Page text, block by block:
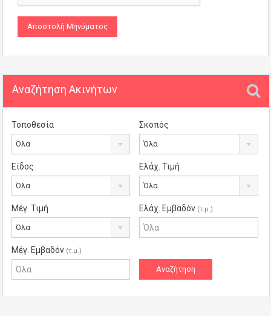
Αναζήτηση Ακινήτων
Τοποθεσία
Όλα
Σκοπός
Όλα
Είδος
Όλα
Ελάχ. Τιμή
Όλα
Μέγ. Τιμή
Όλα
Ελάχ. Εμβαδόν (τ.μ.)
Μέγ. Εμβαδόν (τ.μ.)